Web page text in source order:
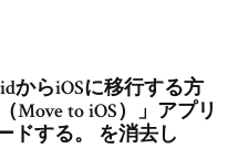
からiOSに移行する方
Move to iOS）」アプリ
ドする。 を消去し